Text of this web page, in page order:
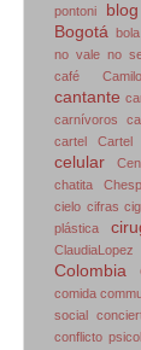
pontoni
blog
Bogotá
no vale no
café
cantante
carnívoros
cartel
celular
chatita
cielo cifras
plástica
ClaudiaLopez
Colombia
comida
social
conflicto